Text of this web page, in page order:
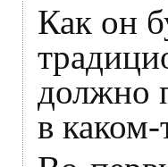
Как он
должно
в